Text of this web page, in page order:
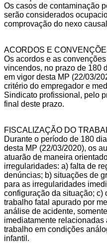
Os casos de contaminação
serão considerados
comprovação do nexo
ACORDOS E
Os acordos e as
vincendos, no prazo de 180
em vigor desta MP (22/03/
critério do empregador e
Sindicato profissional, pelo
final deste prazo.
FISCALIZAÇÃO DO
Durante o período de 180
desta MP (22/03/2020), os
atuarão de maneira
irregularidades: a) falta de
denúncias; b) situações de
para as irregularidades
configuração da situação; c)
trabalho fatal apurado por
análise de acidente,
imediatamente
trabalho em condições
infantil.